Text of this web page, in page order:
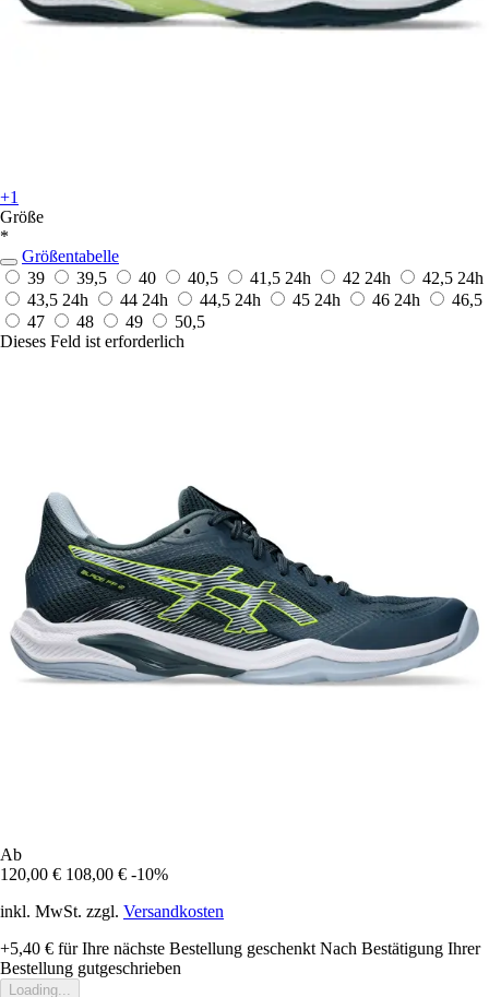
+1
Größe
*
Größentabelle
39
39,5 40 40,5 41,5 24h 42 24h 42,5 24h
43,5 24h 44 24h 44,5 24h 45 24h 46 24h
46,5
47
48 49
50,5
Dieses Feld ist erforderlich
Ab
120,00 € 108,00 € -10%
inkl. MwSt. zzgl. Versandkosten
+5,40 € für Ihre nächste Bestellung geschenkt Nach Bestätigung Ihrer
Bestellung gutgeschrieben
Loading...